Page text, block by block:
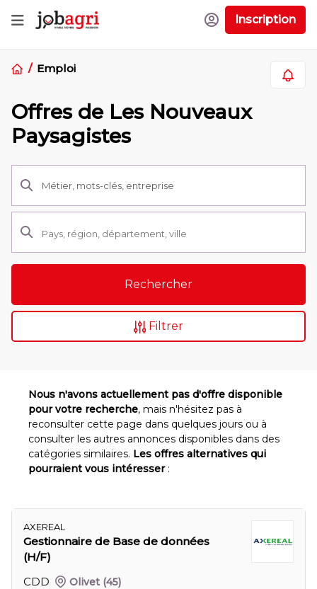
Inscription
Emploi
Offres de Les Nouveaux
Paysagistes
Rechercher
Filtrer
Nous n'avons actuellement pas d'offre disponible
pour votre recherche, mais n'hésitez pas à
reconsulter cette page dans quelques jours ou à
consulter les autres annonces disponibles dans des
catégories similaires. Les offres alternatives qui
pourraient vous intéresser:
AXEREAL
Gestionnaire de Base de données
(H/F)
CDD
Olivet (45)